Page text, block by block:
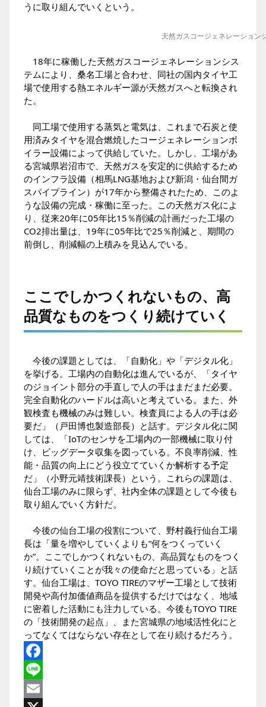
うに取り組んでいくという。
天然ガスコージェネレーション
18年に稼働した天然ガスコージェネレーションシス
テムにより、桑名工場と合わせ、同社の国内タイヤ工
場で使用する熱エネルギー源が天然ガスへと転換され
た。
同工場で使用する蒸気と電気は、これまで石炭と使
用済みタイヤを混合燃焼したコージェネレーションボ
イラー設備によって供給していた。しかし、工場があ
る宮城県岩沼市で、天然ガスを安定的に供給するため
のインフラ設備（相馬LNG基地および新潟・仙台間ガ
スパイプライン）が17年から整備されたため、このよ
うな設備の完成・稼働に至った。この天然ガス化によ
り、従来20年に05年比15％削減の計画だった工場の
CO2排出量は、19年に05年比で25％削減と、期間の
前倒し、削減幅の上積みを見込んでいる。
ここでしかつくれないもの、高
品質なものをつくり続けていく
今後の課題としては、「自動化」や「デジタル化」
を挙げる。工場内の自動化は進んでいるが、「タイヤ
のジョイント部分の手直しで人の手はまだまだ必要。
完全自動化のハードルは高いと考えている。また、外
観検査も機械のみは難しい。検査員による人の手は必
要だ」（戸田博也製造部長）と話す。デジタル化に関
しては、「IoTのセンサを工場内の一部機械に取り付
け、ビッグデータ収集を図っている。不良率削減、性
能・品質の向上にどう役立てていくか解析する予定
だ」（小野元靖技術課長）という。これらの課題は、
仙台工場のみに限らず、社内全体の課題として今後も
取り組んでいく方針だ。
今後の仙台工場の役割について、野村義行仙台工場
長は「量を増やしていくよりも“何をつくっていく
か”。ここでしかつくれないもの、高品質なものをつく
り続けていくことが我々の使命だと思っている」と話
す。仙台工場は、TOYO TIREのマザー工場として技術
開発や高付加価値商品を提供するだけではなく、地域
に密着した活動にも注力している。今後もTOYO TIRE
の「技術開発の起点」、また宮城県の地域活性化にと
ってなくてはならない存在として在り続けるだろう。
Facebook
Line